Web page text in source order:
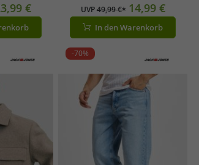
€
Schwarz
UVP49,99 €* 14,99 €
In den Warenkorb
-70%